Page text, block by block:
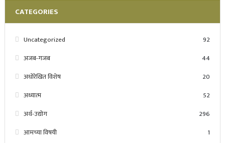
CATEGORIES
Uncategorized
92
अजब-गजब
44
अधोरेखित विशेष
20
अध्यात्म
52
अर्थ-उद्योग
296
आमच्या विषयी
1